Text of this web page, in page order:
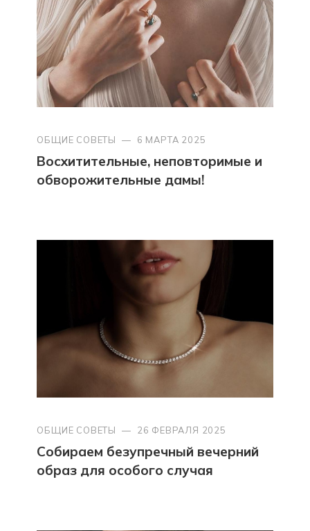
ОБЩИЕ СОВЕТЫ — 6 МАРТА 2025
Восхитительные, неповторимые и
обворожительные дамы!
ОБЩИЕ СОВЕТЫ — 26 ФЕВРАЛЯ 2025
Собираем безупречный вечерний
образ для особого случая